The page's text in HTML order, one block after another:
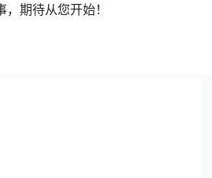
期待从您开始！